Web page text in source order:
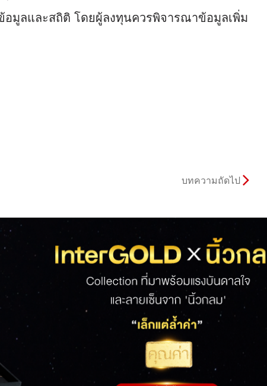
อมูลและสถิติ โดยผู้ลงทุนควรพิจารณาข้อมูลเพิ่ม
บทความถัดไป